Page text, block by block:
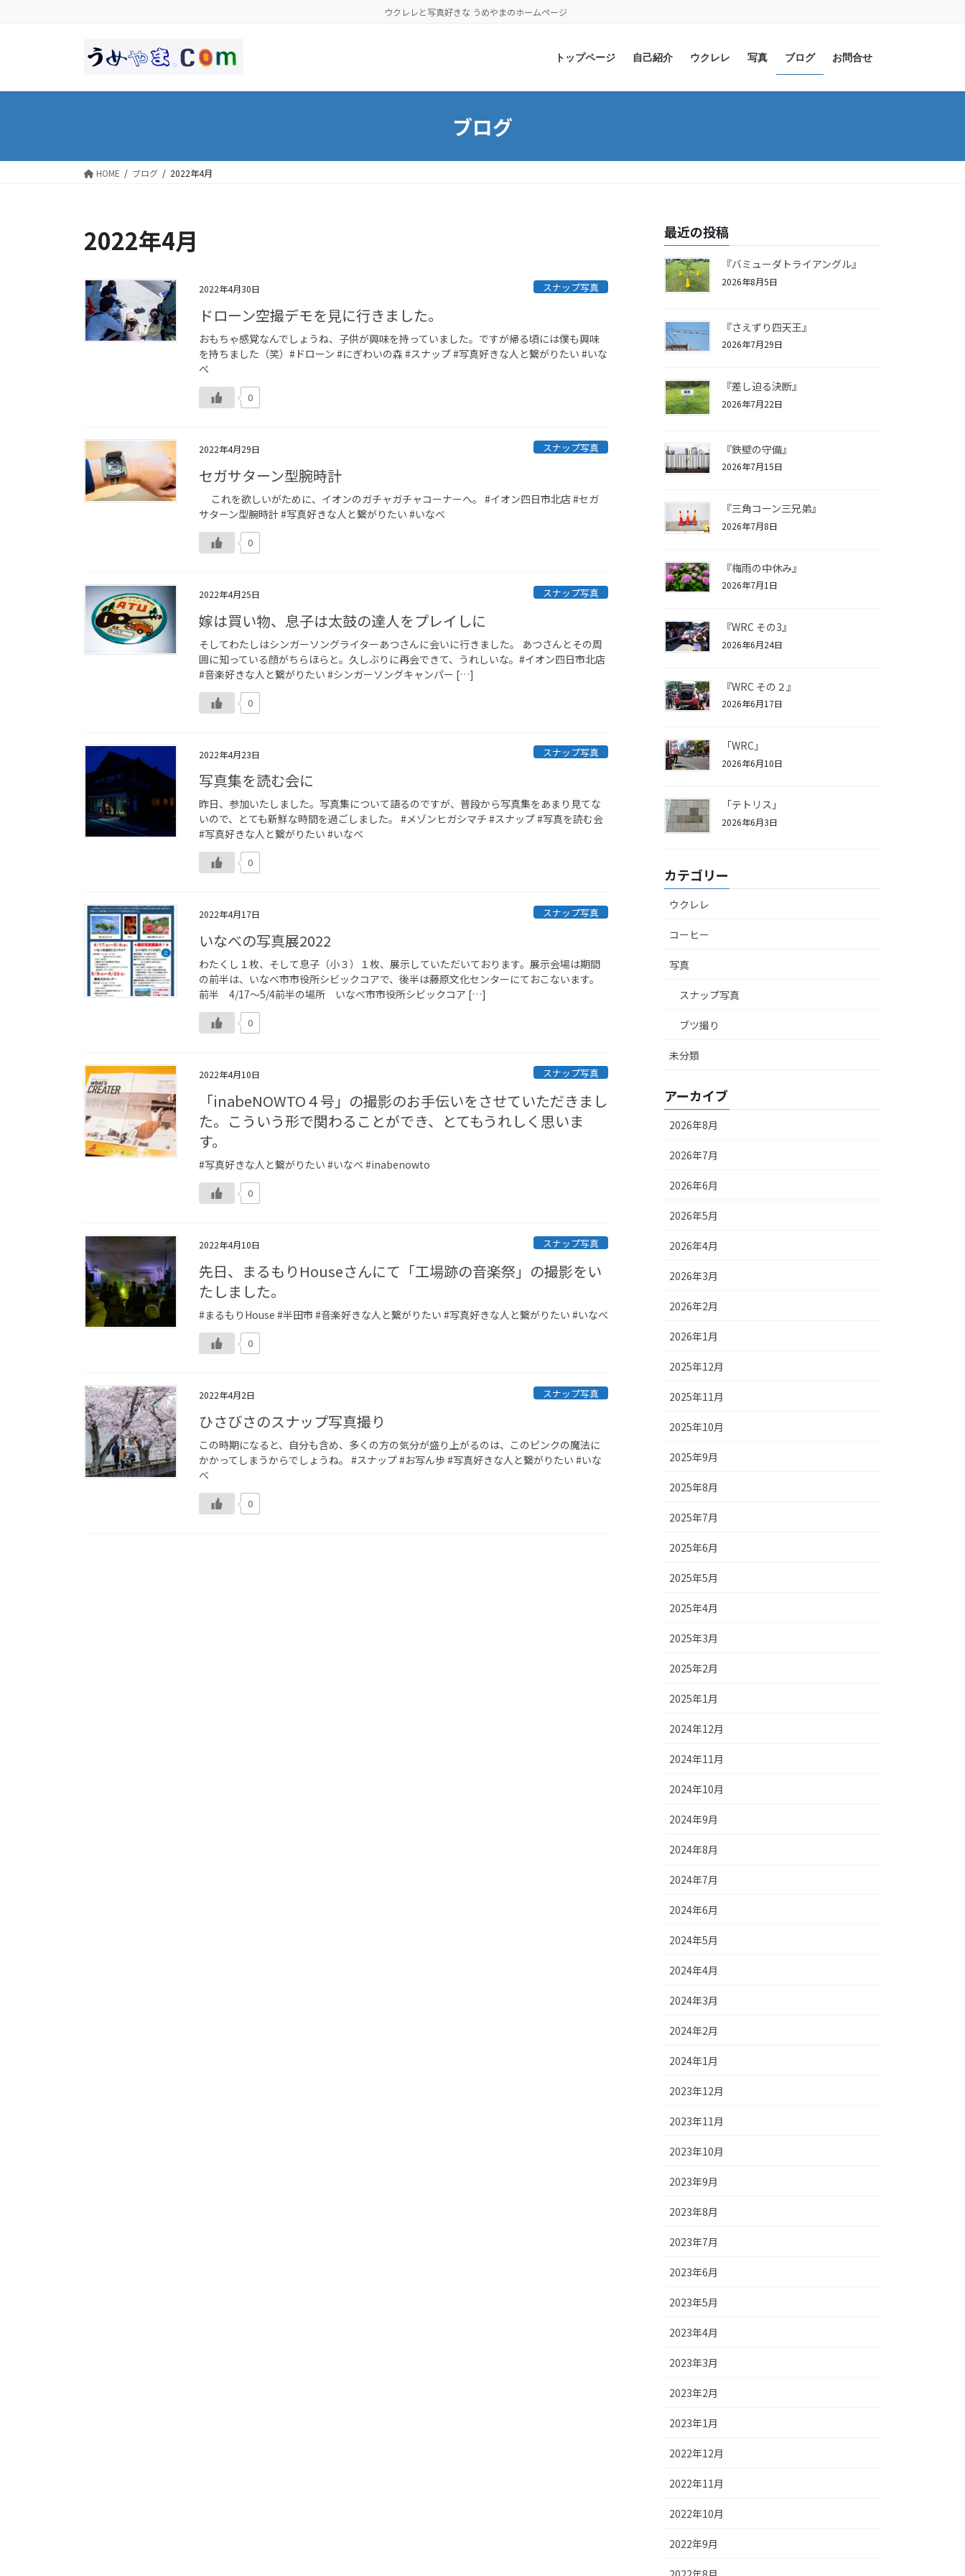
に
ョ
動
ウクレレと写真好きな うめやまのホームページ
トップページ 自己紹介 ウクレレ 写真 ブログ お問合せ
ブログ
HOME ブログ 2022年4月
2022年4月
2022年4月30日 スナップ写真
ドローン空撮デモを見に行きました。
おもちゃ感覚なんでしょうね、子供が興味を持っていました。ですが帰る頃には僕も興味
を持ちました（笑）#ドローン #にぎわいの森 #スナップ #写真好きな人と繋がりたい #いな
べ
0
2022年4月29日 スナップ写真
セガサターン型腕時計
これを欲しいがために、イオンのガチャガチャコーナーへ。 #イオン四日市北店 #セガ
サターン型腕時計 #写真好きな人と繋がりたい #いなべ
0
2022年4月25日 スナップ写真
嫁は買い物、息子は太鼓の達人をプレイしに
そしてわたしはシンガーソングライターあつさんに会いに行きました。 あつさんとその周
囲に知っている顔がちらほらと。久しぶりに再会できて、うれしいな。#イオン四日市北店
#音楽好きな人と繋がりたい #シンガーソングキャンパー […]
0
2022年4月23日 スナップ写真
写真集を読む会に
昨日、参加いたしました。写真集について語るのですが、普段から写真集をあまり見てな
いので、とても新鮮な時間を過ごしました。 #メゾンヒガシマチ #スナップ #写真を読む会
#写真好きな人と繋がりたい #いなべ
0
2022年4月17日 スナップ写真
いなべの写真展2022
わたくし１枚、そして息子（小３）１枚、展示していただいております。展示会場は期間
の前半は、いなべ市市役所シビックコアで、後半は藤原文化センターにておこないます。
前半 4/17〜5/4前半の場所 いなべ市市役所シビックコア […]
0
2022年4月10日 スナップ写真
「inabeNOWTO４号」の撮影のお手伝いをさせていただきまし
た。こういう形で関わることができ、とてもうれしく思いま
す。
#写真好きな人と繋がりたい #いなべ #inabenowto
0
2022年4月10日 スナップ写真
先日、まるもりHouseさんにて「工場跡の音楽祭」の撮影をい
たしました。
#まるもりHouse #半田市 #音楽好きな人と繋がりたい #写真好きな人と繋がりたい #いなべ
0
2022年4月2日 スナップ写真
ひさびさのスナップ写真撮り
この時期になると、自分も含め、多くの方の気分が盛り上がるのは、このピンクの魔法に
かかってしまうからでしょうね。 #スナップ #お写ん歩 #写真好きな人と繋がりたい #いな
べ
0
最近の投稿
『バミューダトライアングル』
2026年8月5日
『さえずり四天王』
2026年7月29日
『差し迫る決断』
2026年7月22日
『鉄壁の守備』
2026年7月15日
『三角コーン三兄弟』
2026年7月8日
『梅雨の中休み』
2026年7月1日
『WRC その3』
2026年6月24日
『WRC その２』
2026年6月17日
「WRC」
2026年6月10日
「テトリス」
2026年6月3日
カテゴリー
ウクレレ
コーヒー
写真
スナップ写真
ブツ撮り
未分類
アーカイブ
2026年8月
2026年7月
2026年6月
2026年5月
2026年4月
2026年3月
2026年2月
2026年1月
2025年12月
2025年11月
2025年10月
2025年9月
2025年8月
2025年7月
2025年6月
2025年5月
2025年4月
2025年3月
2025年2月
2025年1月
2024年12月
2024年11月
2024年10月
2024年9月
2024年8月
2024年7月
2024年6月
2024年5月
2024年4月
2024年3月
2024年2月
2024年1月
2023年12月
2023年11月
2023年10月
2023年9月
2023年8月
2023年7月
2023年6月
2023年5月
2023年4月
2023年3月
2023年2月
2023年1月
2022年12月
2022年11月
2022年10月
2022年9月